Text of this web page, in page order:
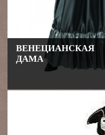
ВЕНЕЦИАНСКАЯ
ДАМА